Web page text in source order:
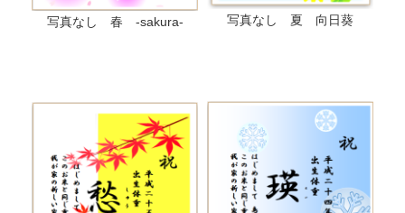
写真なし 春 -sakura- 写真なし 夏 向日葵